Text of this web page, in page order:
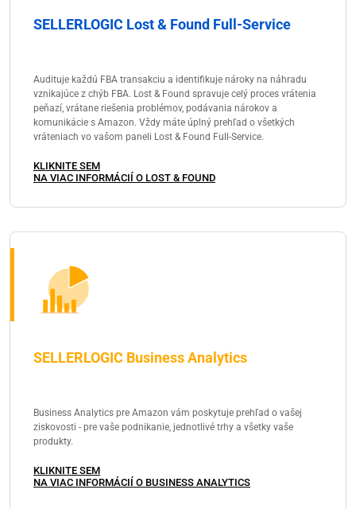
SELLERLOGIC Lost & Found Full-Service
Audituje každú FBA transakciu a identifikuje nároky na náhradu
vznikajúce z chýb FBA. Lost & Found spravuje celý proces vrátenia
peňazí, vrátane riešenia problémov, podávania nárokov a
komunikácie s Amazon. Vždy máte úplný prehľad o všetkých
vráteniach vo vašom paneli Lost & Found Full-Service.
KLIKNITE SEM
NA VIAC INFORMÁCIÍ O LOST & FOUND
SELLERLOGIC Business Analytics
Business Analytics pre Amazon vám poskytuje prehľad o vašej
ziskovosti - pre vaše podnikanie, jednotlivé trhy a všetky vaše
produkty.
KLIKNITE SEM
NA VIAC INFORMÁCIÍ O BUSINESS ANALYTICS